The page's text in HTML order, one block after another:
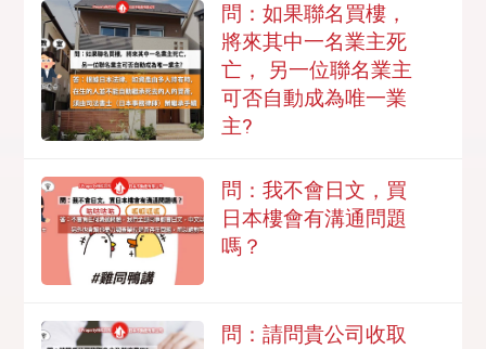
問：如果聯名買樓，
將來其中一名業主死
亡， 另一位聯名業主
可否自動成為唯一業
主?
問：我不會日文，買
日本樓會有溝通問題
嗎？
問：請問貴公司收取